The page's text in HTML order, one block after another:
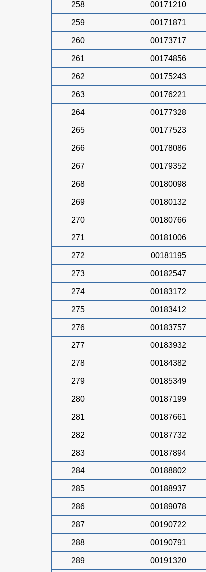
258 00171210
259 00171871
260 00173717
261 00174856
262 00175243
263 00176221
264 00177328
265 00177523
266 00178086
267 00179352
268 00180098
269 00180132
270 00180766
271 00181006
272 00181195
273 00182547
274 00183172
275 00183412
276 00183757
277 00183932
278 00184382
279 00185349
280 00187199
281 00187661
282 00187732
283 00187894
284 00188802
285 00188937
286 00189078
287 00190722
288 00190791
289 00191320